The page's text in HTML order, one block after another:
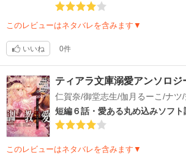
このレビューはネタバレを含みます▼
いいね 0件
ティアラ文庫溺愛アンソロ
短編６話・愛ある丸め込みソフト
このレビューはネタバレを含みます▼